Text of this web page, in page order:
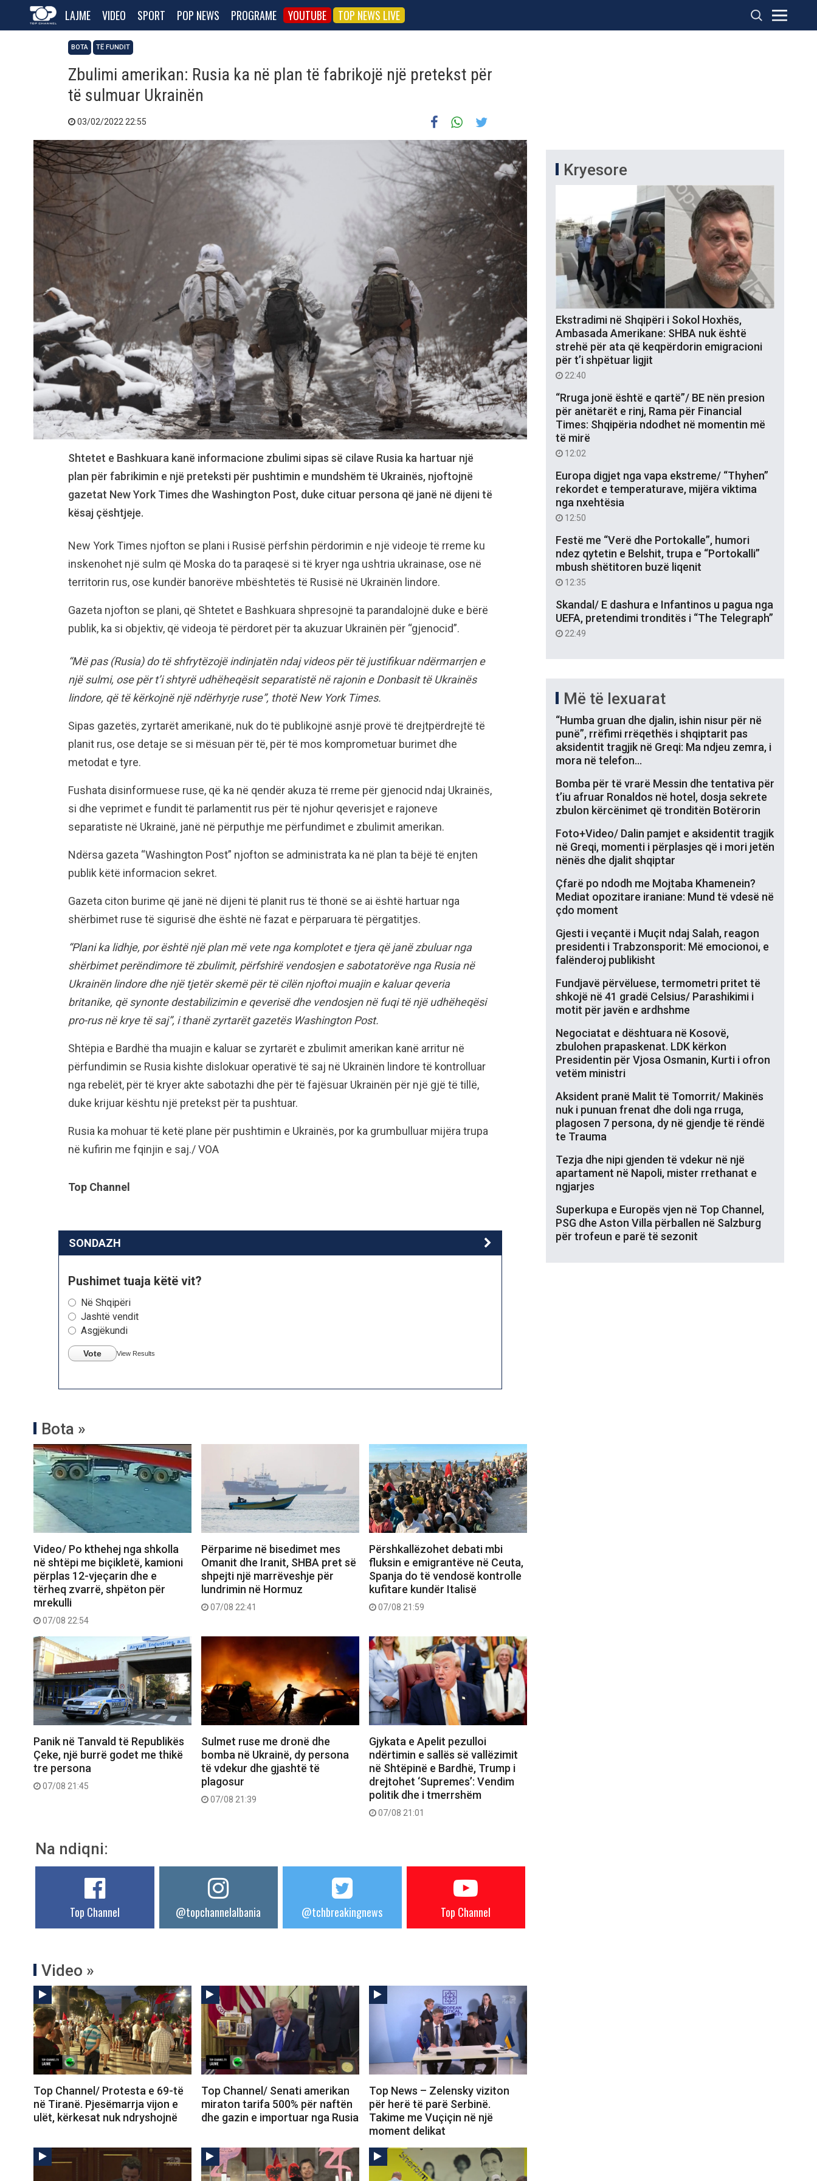
LAJME VIDEO SPORT POP NEWS PROGRAME YOUTUBE TOP NEWS LIVE
BOTA TË FUNDIT
Zbulimi amerikan: Rusia ka në plan të fabrikojë një pretekst për
të sulmuar Ukrainën
03/02/2022 22:55
Shtetet e Bashkuara kanë informacione zbulimi sipas së cilave Rusia ka hartuar një
plan për fabrikimin e një preteksti për pushtimin e mundshëm të Ukrainës, njoftojnë
gazetat New York Times dhe Washington Post, duke cituar persona që janë në dijeni të
kësaj çështjeje.
New York Times njofton se plani i Rusisë përfshin përdorimin e një videoje të rreme ku
inskenohet një sulm që Moska do ta paraqesë si të kryer nga ushtria ukrainase, ose në
territorin rus, ose kundër banorëve mbështetës të Rusisë në Ukrainën lindore.
Gazeta njofton se plani, që Shtetet e Bashkuara shpresojnë ta parandalojnë duke e bërë
publik, ka si objektiv, që videoja të përdoret për ta akuzuar Ukrainën për “gjenocid”.
“Më pas (Rusia) do të shfrytëzojë indinjatën ndaj videos për të justifikuar ndërmarrjen e
një sulmi, ose për t’i shtyrë udhëheqësit separatistë në rajonin e Donbasit të Ukrainës
lindore, që të kërkojnë një ndërhyrje ruse”, thotë New York Times.
Sipas gazetës, zyrtarët amerikanë, nuk do të publikojnë asnjë provë të drejtpërdrejtë të
planit rus, ose detaje se si mësuan për të, për të mos komprometuar burimet dhe
metodat e tyre.
Fushata disinformuese ruse, që ka në qendër akuza të rreme për gjenocid ndaj Ukrainës,
si dhe veprimet e fundit të parlamentit rus për të njohur qeverisjet e rajoneve
separatiste në Ukrainë, janë në përputhje me përfundimet e zbulimit amerikan.
Ndërsa gazeta “Washington Post” njofton se administrata ka në plan ta bëjë të enjten
publik këtë informacion sekret.
Gazeta citon burime që janë në dijeni të planit rus të thonë se ai është hartuar nga
shërbimet ruse të sigurisë dhe është në fazat e përparuara të përgatitjes.
“Plani ka lidhje, por është një plan më vete nga komplotet e tjera që janë zbuluar nga
shërbimet perëndimore të zbulimit, përfshirë vendosjen e sabotatorëve nga Rusia në
Ukrainën lindore dhe një tjetër skemë për të cilën njoftoi muajin e kaluar qeveria
britanike, që synonte destabilizimin e qeverisë dhe vendosjen në fuqi të një udhëheqësi
pro-rus në krye të saj”, i thanë zyrtarët gazetës Washington Post.
Shtëpia e Bardhë tha muajin e kaluar se zyrtarët e zbulimit amerikan kanë arritur në
përfundimin se Rusia kishte dislokuar operativë të saj në Ukrainën lindore të kontrolluar
nga rebelët, për të kryer akte sabotazhi dhe për të fajësuar Ukrainën për një gjë të tillë,
duke krijuar kështu një pretekst për ta pushtuar.
Rusia ka mohuar të ketë plane për pushtimin e Ukrainës, por ka grumbulluar mijëra trupa
në kufirin me fqinjin e saj./ VOA
Top Channel
SONDAZH
Pushimet tuaja këtë vit?
Në Shqipëri
Jashtë vendit
Asgjëkundi
Vote View Results
Bota »
Video/ Po kthehej nga shkolla
në shtëpi me biçikletë, kamioni
përplas 12-vjeçarin dhe e
tërheq zvarrë, shpëton për
mrekulli
07/08 22:54
Përparime në bisedimet mes
Omanit dhe Iranit, SHBA pret së
shpejti një marrëveshje për
lundrimin në Hormuz
07/08 22:41
Përshkallëzohet debati mbi
fluksin e emigrantëve në Ceuta,
Spanja do të vendosë kontrolle
kufitare kundër Italisë
07/08 21:59
Panik në Tanvald të Republikës
Çeke, një burrë godet me thikë
tre persona
07/08 21:45
Sulmet ruse me dronë dhe
bomba në Ukrainë, dy persona
të vdekur dhe gjashtë të
plagosur
07/08 21:39
Gjykata e Apelit pezulloi
ndërtimin e sallës së vallëzimit
në Shtëpinë e Bardhë, Trump i
drejtohet ‘Supremes’: Vendim
politik dhe i tmerrshëm
07/08 21:01
Na ndiqni:
Top Channel @topchannelalbania @tchbreakingnews Top Channel
Video »
Top Channel/ Protesta e 69-të
në Tiranë. Pjesëmarrja vijon e
ulët, kërkesat nuk ndryshojnë
Top Channel/ Senati amerikan
miraton tarifa 500% për naftën
dhe gazin e importuar nga Rusia
Top News – Zelensky viziton
për herë të parë Serbinë.
Takime me Vuçiçin në një
moment delikat
Kryesore
Ekstradimi në Shqipëri i Sokol Hoxhës,
Ambasada Amerikane: SHBA nuk është
strehë për ata që keqpërdorin emigracioni
për t’i shpëtuar ligjit
22:40
“Rruga jonë është e qartë”/ BE nën presion
për anëtarët e rinj, Rama për Financial
Times: Shqipëria ndodhet në momentin më
të mirë
12:02
Europa digjet nga vapa ekstreme/ “Thyhen”
rekordet e temperaturave, mijëra viktima
nga nxehtësia
12:50
Festë me “Verë dhe Portokalle”, humori
ndez qytetin e Belshit, trupa e “Portokalli”
mbush shëtitoren buzë liqenit
12:35
Skandal/ E dashura e Infantinos u pagua nga
UEFA, pretendimi tronditës i “The Telegraph”
22:49
Më të lexuarat
“Humba gruan dhe djalin, ishin nisur për në
punë”, rrëfimi rrëqethës i shqiptarit pas
aksidentit tragjik në Greqi: Ma ndjeu zemra, i
mora në telefon…
Bomba për të vrarë Messin dhe tentativa për
t’iu afruar Ronaldos në hotel, dosja sekrete
zbulon kërcënimet që tronditën Botërorin
Foto+Video/ Dalin pamjet e aksidentit tragjik
në Greqi, momenti i përplasjes që i mori jetën
nënës dhe djalit shqiptar
Çfarë po ndodh me Mojtaba Khamenein?
Mediat opozitare iraniane: Mund të vdesë në
çdo moment
Gjesti i veçantë i Muçit ndaj Salah, reagon
presidenti i Trabzonsporit: Më emocionoi, e
falënderoj publikisht
Fundjavë përvëluese, termometri pritet të
shkojë në 41 gradë Celsius/ Parashikimi i
motit për javën e ardhshme
Negociatat e dështuara në Kosovë,
zbulohen prapaskenat. LDK kërkon
Presidentin për Vjosa Osmanin, Kurti i ofron
vetëm ministri
Aksident pranë Malit të Tomorrit/ Makinës
nuk i punuan frenat dhe doli nga rruga,
plagosen 7 persona, dy në gjendje të rëndë
te Trauma
Tezja dhe nipi gjenden të vdekur në një
apartament në Napoli, mister rrethanat e
ngjarjes
Superkupa e Europës vjen në Top Channel,
PSG dhe Aston Villa përballen në Salzburg
për trofeun e parë të sezonit